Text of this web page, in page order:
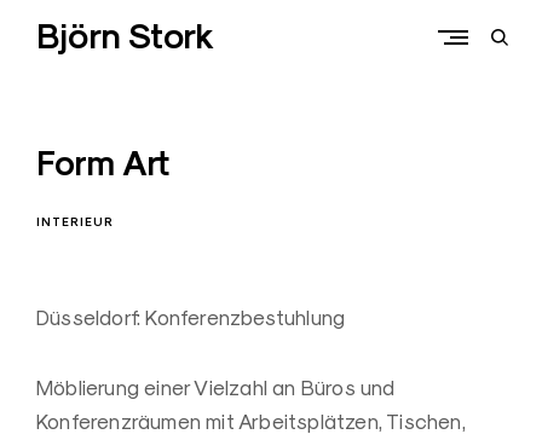
contentBjörn Stork
open
Form Art
INTERIEUR
Düsseldorf: Konferenzbestuhlung
Möblierung einer Vielzahl an Büros und
Konferenzräumen mit Arbeitsplätzen, Tischen,